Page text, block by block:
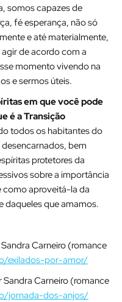
somos capazes de
fé esperança, não só
e até materialmente,
de acordo com a
momento vivendo na
e sermos úteis.
em que você pode
é a Transição
todos os habitantes do
bem
protetores da
sobre a importância
como aproveitá-la da
daqueles que amamos.
Carneiro (romance
exilados-por-amor/
Carneiro (romance
jornada-dos-anjos/